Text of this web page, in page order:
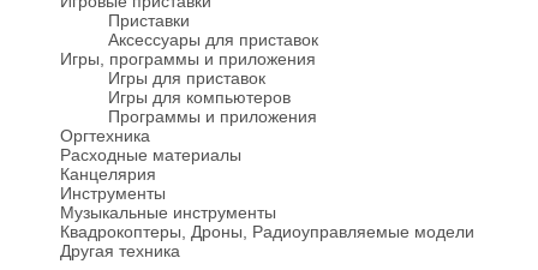
Приставки
Аксессуары для приставок
Игры, программы и приложения
Игры для приставок
Игры для компьютеров
Программы и приложения
Оргтехника
Расходные материалы
Канцелярия
Инструменты
Музыкальные инструменты
Квадрокоптеры, Дроны, Радиоуправляемые модели
Другая техника